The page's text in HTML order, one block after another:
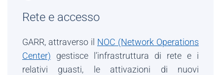
Rete e accesso
GARR, attraverso il NOC (Network Operations
Center) gestisce l’infrastruttura di rete e i
relativi guasti, le attivazioni di nuovi